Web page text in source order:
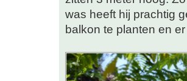
was heeft hij prachtig
balkon te planten en